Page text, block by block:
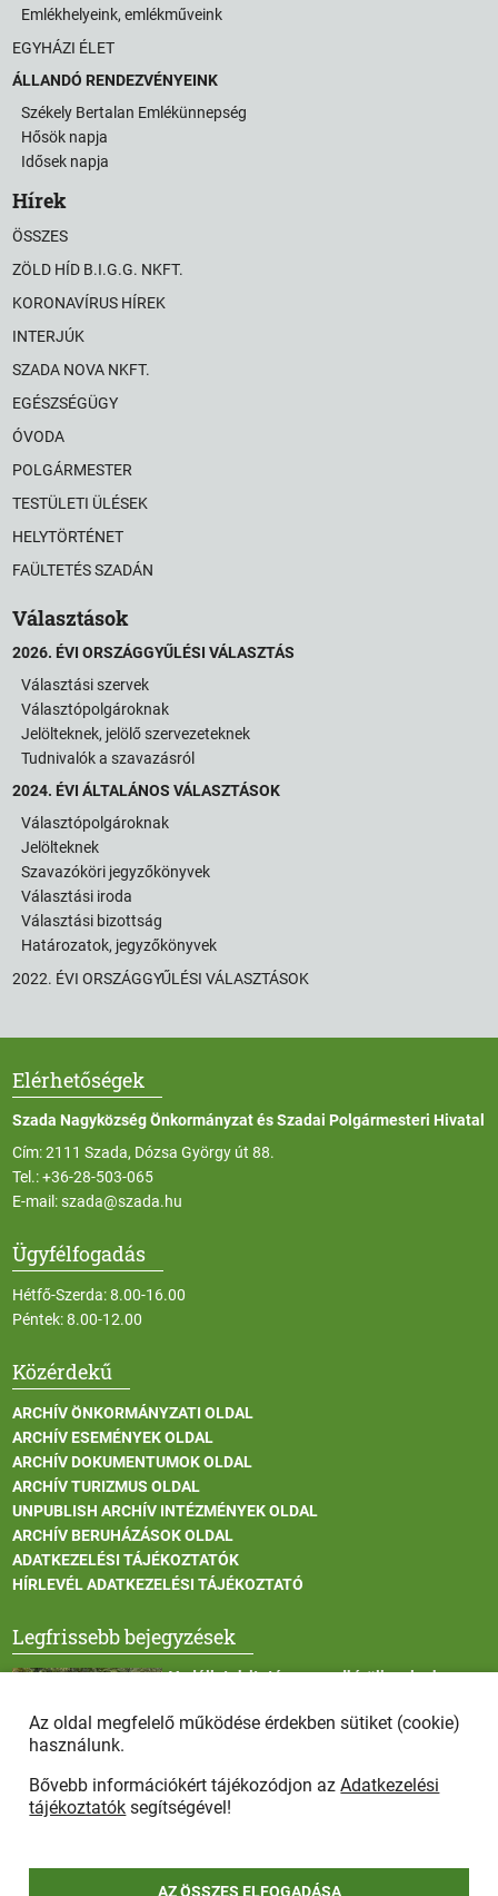
Emlékhelyeink, emlékműveink
EGYHÁZI ÉLET
ÁLLANDÓ RENDEZVÉNYEINK
Székely Bertalan Emlékünnepség
Hősök napja
Idősek napja
Hírek
ÖSSZES
ZÖLD HÍD B.I.G.G. NKFT.
KORONAVÍRUS HÍREK
INTERJÚK
SZADA NOVA NKFT.
EGÉSZSÉGÜGY
ÓVODA
POLGÁRMESTER
TESTÜLETI ÜLÉSEK
HELYTÖRTÉNET
FAÜLTETÉS SZADÁN
Választások
2026. ÉVI ORSZÁGGYŰLÉSI VÁLASZTÁS
Választási szervek
Választópolgároknak
Jelölteknek, jelölő szervezeteknek
Tudnivalók a szavazásról
2024. ÉVI ÁLTALÁNOS VÁLASZTÁSOK
Választópolgároknak
Jelölteknek
Szavazóköri jegyzőkönyvek
Választási iroda
Választási bizottság
Határozatok, jegyzőkönyvek
2022. ÉVI ORSZÁGGYŰLÉSI VÁLASZTÁSOK
Elérhetőségek
Szada Nagyközség Önkormányzat és Szadai Polgármesteri Hivatal
Cím: 2111 Szada, Dózsa György út 88.
Tel.:+36-28-503-065
E-mail:szada@szada.hu
Ügyfélfogadás
Hétfő-Szerda: 8.00-16.00
Péntek: 8.00-12.00
Közérdekű
ARCHÍV ÖNKORMÁNYZATI OLDAL
ARCHÍV ESEMÉNYEK OLDAL
ARCHÍV DOKUMENTUMOK OLDAL
ARCHÍV TURIZMUS OLDAL
UNPUBLISH ARCHÍV INTÉZMÉNYEK OLDAL
ARCHÍV BERUHÁZÁSOK OLDAL
ADATKEZELÉSI TÁJÉKOZTATÓK
HÍRLEVÉL ADATKEZELÉSI TÁJÉKOZTATÓ
Legfrissebb bejegyzések
Vadállatok itatása a rendkívüli melegben
Afrikai sertéspestis - kérések a lakosság felé
Az oldal megfelelő működése érdekben sütiket (cookie)
használunk.
Bővebb információkért tájékozódjon azAdatkezelési
tájékoztatók segítségével!
AZ ÖSSZES ELFOGADÁSA